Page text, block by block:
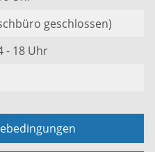
geschlossen)
- 18 Uhr